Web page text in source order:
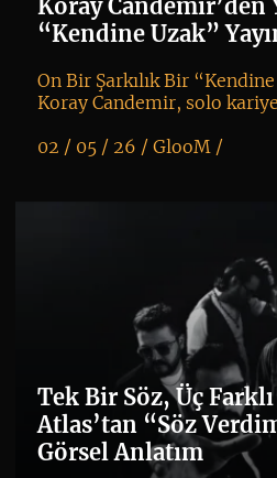
Koray Candemir’den
“Kendine Uzak”
On Bir Şarkılık Bir
Koray Candemir, solo
02 / 05 / 26 / GlooM/
Tek Bir Söz, Üç
Atlas’tan “Söz
Görsel Anlatım